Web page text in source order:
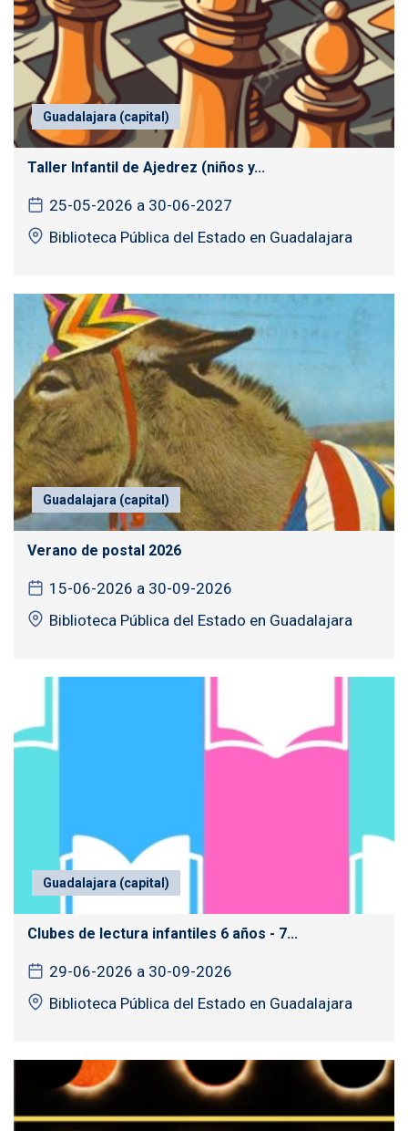
Guadalajara (capital)
Taller Infantil de Ajedrez (niños y...
25-05-2026 a 30-06-2027
Biblioteca Pública del Estado en Guadalajara
Guadalajara (capital)
Verano de postal 2026
15-06-2026 a 30-09-2026
Biblioteca Pública del Estado en Guadalajara
Guadalajara (capital)
Clubes de lectura infantiles 6 años - 7...
29-06-2026 a 30-09-2026
Biblioteca Pública del Estado en Guadalajara